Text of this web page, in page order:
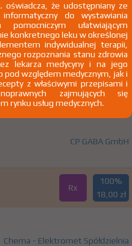
Rada Sp. J.
OTC
100%
52,00 zł
CP GABA GmbH
Rx
100%
18,00 zł
Chema - Elektromet Spółdzielnia
oświadcza, że udostępniany ze
do wystawiania
ułatwiającym
konkretnego leku w określonej
indywidualnej terapii,
rozpoznania stanu zdrowia
lekarza medycyny i na jego
pod względem medycznym, jak i
z właściwymi przepisami i
zajmujących się
rynku usług medycznych.